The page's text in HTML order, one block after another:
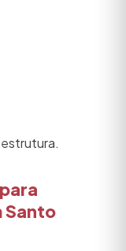
Santo